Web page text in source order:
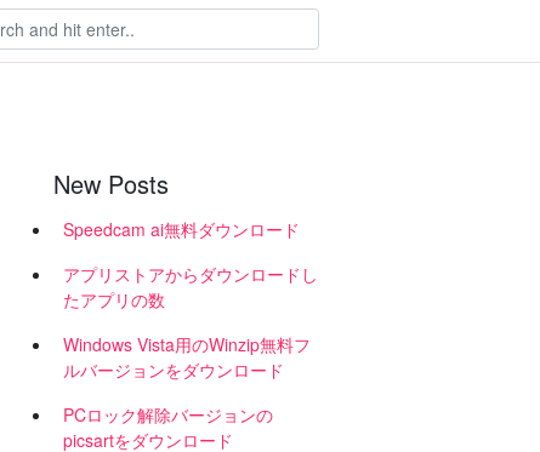
New Posts
Speedcam ai無料ダウンロード
アプリストアからダウンロードし
たアプリの数
Windows Vista用のWinzip無料フ
ルバージョンをダウンロード
PCロック解除バージョンの
picsartをダウンロード